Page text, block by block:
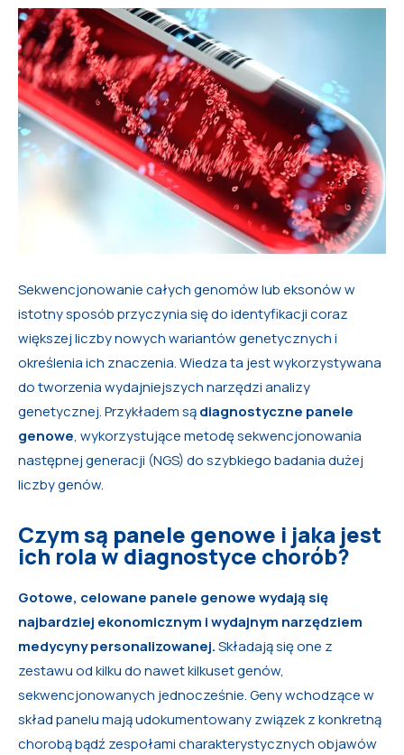
Sekwencjonowanie całych genomów lub eksonów w
istotny sposób przyczynia się do identyfikacji coraz
większej liczby nowych wariantów genetycznych i
określenia ich znaczenia. Wiedza ta jest wykorzystywana
do tworzenia wydajniejszych narzędzi analizy
genetycznej. Przykładem sądiagnostyczne panele
genowe, wykorzystujące metodę sekwencjonowania
następnej generacji (NGS) do szybkiego badania dużej
liczby genów.
Czym są panele genowe i jaka jest
ich rola w diagnostyce chorób?
Gotowe, celowane panele genowe wydają się
najbardziej ekonomicznym i wydajnym narzędziem
medycyny personalizowanej.Składają się one z
zestawu od kilku do nawet kilkuset genów,
sekwencjonowanych jednocześnie. Geny wchodzące w
skład panelu mają udokumentowany związek z konkretną
chorobą bądź zespołami charakterystycznych objawów